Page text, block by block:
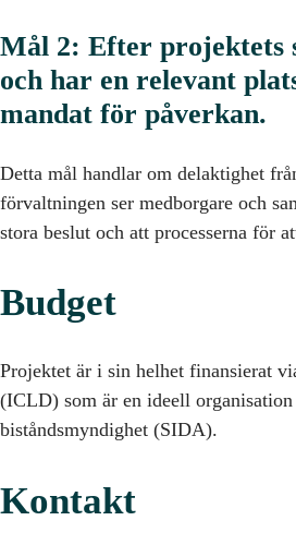
Mål 2: Efter projektets
och har en relevant
mandat för påverkan.
Detta mål handlar om delaktighet
förvaltningen ser medborgare och
stora beslut och att processerna för
Budget
Projektet är i sin helhet finansierat
(ICLD) som är en ideell
biståndsmyndighet (SIDA).
Kontakt